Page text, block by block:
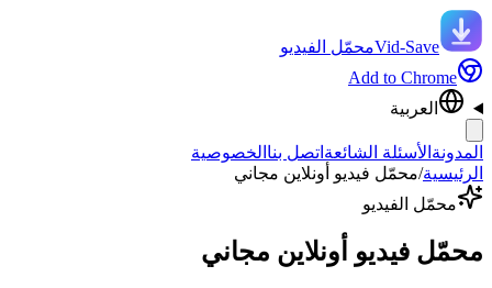
Vid-Saveمحمّل الفيديو
Add to Chrome
العربية
المدونة الأسئلة الشائعة اتصل بنا الخصوصية
الرئيسية/محمّل فيديو أونلاين مجاني
محمّل الفيديو
محمّل فيديو أونلاين مجاني